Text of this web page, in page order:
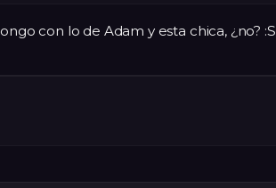
con lo de Adam y esta chica, ¿no? :S